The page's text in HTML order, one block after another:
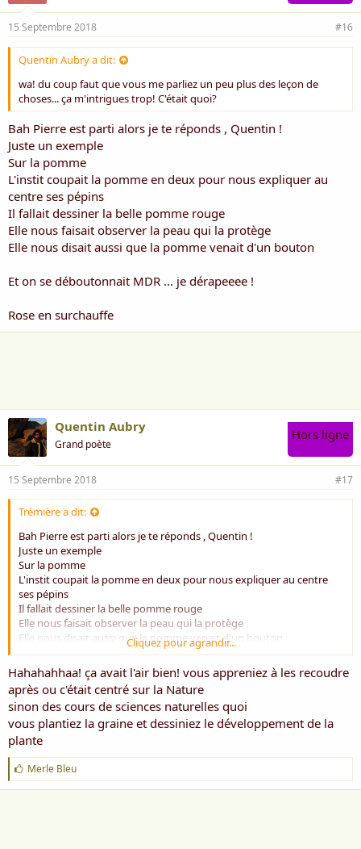
15 Septembre 2018 #16
Quentin Aubry a dit:
wa! du coup faut que vous me parliez un peu plus des leçon de
choses... ça m'intrigues trop! C'était quoi?
Bah Pierre est parti alors je te réponds , Quentin !
Juste un exemple
Sur la pomme
L'instit coupait la pomme en deux pour nous expliquer au
centre ses pépins
Il fallait dessiner la belle pomme rouge
Elle nous faisait observer la peau qui la protège
Elle nous disait aussi que la pomme venait d'un bouton
Et on se déboutonnait MDR ... je dérapeeee !
Rose en surchauffe
Quentin Aubry
Grand poète
Hors ligne
15 Septembre 2018 #17
Trémière a dit:
Bah Pierre est parti alors je te réponds , Quentin !
Juste un exemple
Sur la pomme
L'instit coupait la pomme en deux pour nous expliquer au centre
ses pépins
Il fallait dessiner la belle pomme rouge
Elle nous faisait observer la peau qui la protège
Elle nous disait aussi que la pomme venait d'un bouton
Et on se déboutonnait MDR ... je dérapeeee !
Rose en surchauffe
Cliquez pour agrandir...
Hahahahhaa! ça avait l'air bien! vous appreniez à les recoudre
après ou c'était centré sur la Nature
sinon des cours de sciences naturelles quoi
vous plantiez la graine et dessiniez le développement de la
plante
J
'
a
Merle Bleu